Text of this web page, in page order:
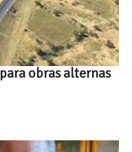
obras alternas